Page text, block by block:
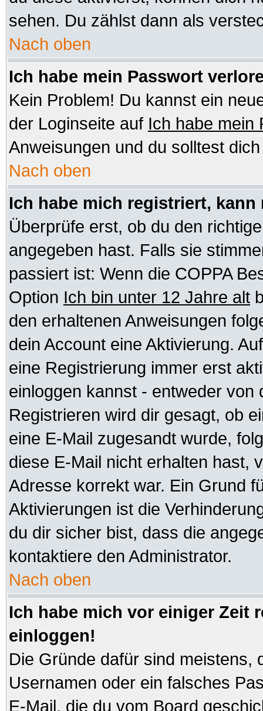
sehen. Du zählst dann als
Nach oben
Ich habe mein Passwort
Kein Problem! Du kannst ein
der Loginseite auf Ich habe mein
Anweisungen und du solltest
Nach oben
Ich habe mich registriert,
Überprüfe erst, ob du den
angegeben hast. Falls sie
passiert ist: Wenn die COPPA
Option Ich bin unter 12 Jahre alt
den erhaltenen Anweisungen
dein Account eine Aktivierung.
eine Registrierung immer erst
einloggen kannst - entweder von
Registrieren wird dir gesagt, ob
eine E-Mail zugesandt wurde,
diese E-Mail nicht erhalten hast,
Adresse korrekt war. Ein Grund
Aktivierungen ist die
du dir sicher bist, dass die
kontaktiere den Administrator.
Nach oben
Ich habe mich vor einiger Zeit
einloggen!
Die Gründe dafür sind meistens,
Usernamen oder ein falsches
E-Mail, die du vom Board